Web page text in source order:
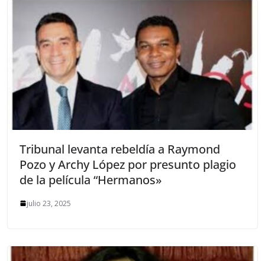
Tribunal levanta rebeldía a Raymond
Pozo y Archy López por presunto plagio
de la película “Hermanos»
julio 23, 2025